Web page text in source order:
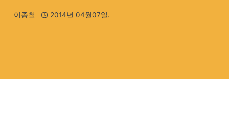
이종철 2014년 04월07일.